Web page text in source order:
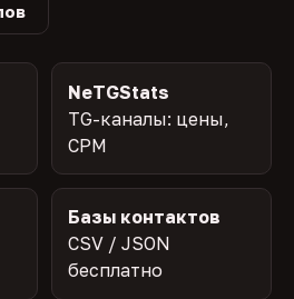
NeTGStats
TG-каналы: цены,
CPM
Базы контактов
CSV / JSON
бесплатно